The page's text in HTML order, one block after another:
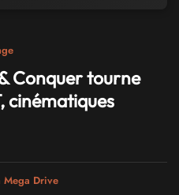
Conquer tourne
cinématiques
Mega Drive